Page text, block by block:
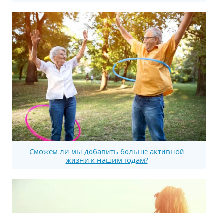
Сможем ли мы добавить больше активной
жизни к нашим годам?